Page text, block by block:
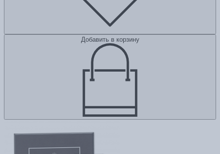
Добавить в корзину